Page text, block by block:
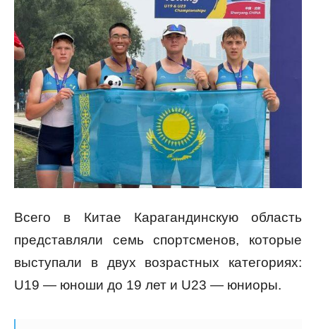
Всего в Китае Карагандинскую область
представляли семь спортсменов, которые
выступали в двух возрастных категориях:
U19 — юноши до 19 лет и U23 — юниоры.